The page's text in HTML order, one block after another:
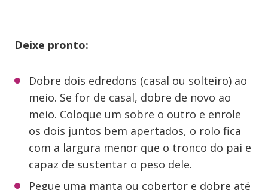
Deixe pronto:
Dobre dois edredons (casal ou solteiro) ao
meio. Se for de casal, dobre de novo ao
meio. Coloque um sobre o outro e enrole
os dois juntos bem apertados, o rolo fica
com a largura menor que o tronco do pai e
capaz de sustentar o peso dele.
Pegue uma manta ou cobertor e dobre até